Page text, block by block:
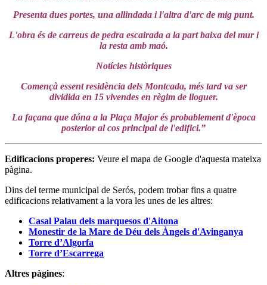
Presenta dues portes, una allindada i l'altra d'arc de mig punt.
L'obra és de carreus de pedra escairada a la part baixa del mur i
la resta amb maó.
Notícies històriques
Començà essent residència dels Montcada, més tard va ser
dividida en 15 vivendes en règim de lloguer.
La façana que dóna a la Plaça Major és probablement d'època
posterior al cos principal de l'edifici.”
Edificacions properes: Veure el mapa de Google d'aquesta mateixa
pàgina.
Dins del terme municipal de Serós, podem trobar fins a quatre
edificacions relativament a la vora les unes de les altres:
Casal Palau dels marquesos d'Aitona
Monestir de la Mare de Déu dels Àngels d'Avinganya
Torre d’Algorfa
Torre d’Escarrega
Altres pàgines: